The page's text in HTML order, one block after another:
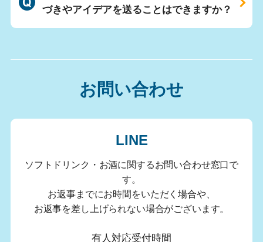
づきやアイデアを送ることはできますか？
お問い合わせ
LINE
ソフトドリンク・お酒に関するお問い合わせ窓口で
す。
お返事までにお時間をいただく場合や、
お返事を差し上げられない場合がございます。
有人対応受付時間